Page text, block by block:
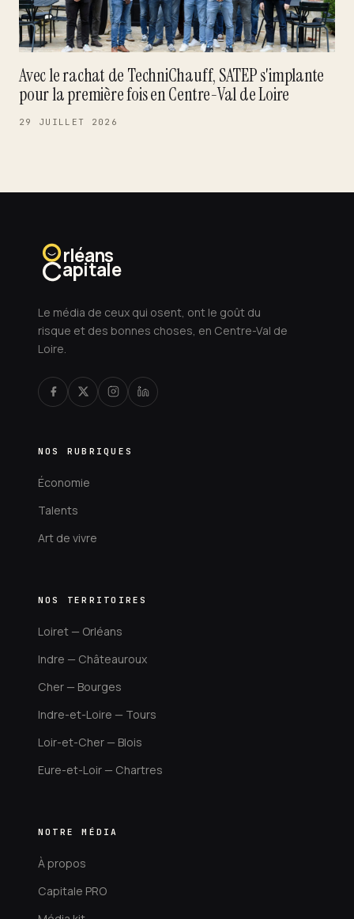
Avec le rachat de TechniChauff, SATEP s'implante
pour la première fois en Centre-Val de Loire
29 JUILLET 2026
rléans
apitale
Le média de ceux qui osent, ont le goût du
risque et des bonnes choses, en Centre-Val de
Loire.
NOS RUBRIQUES
Économie
Talents
Art de vivre
NOS TERRITOIRES
Loiret — Orléans
Indre — Châteauroux
Cher — Bourges
Indre-et-Loire — Tours
Loir-et-Cher — Blois
Eure-et-Loir — Chartres
NOTRE MÉDIA
À propos
Capitale PRO